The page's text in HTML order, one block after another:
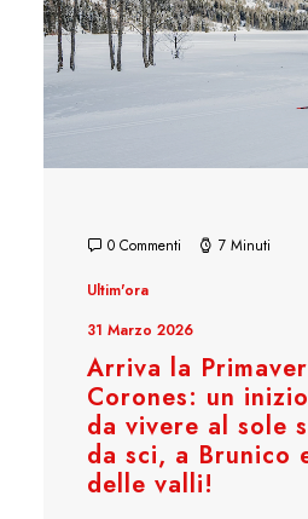
0 Commenti 7 Minuti
Ultim'ora
31 Marzo 2026
Arriva la
Corones: un
da vivere al sole
da sci, a Brunico
delle valli!